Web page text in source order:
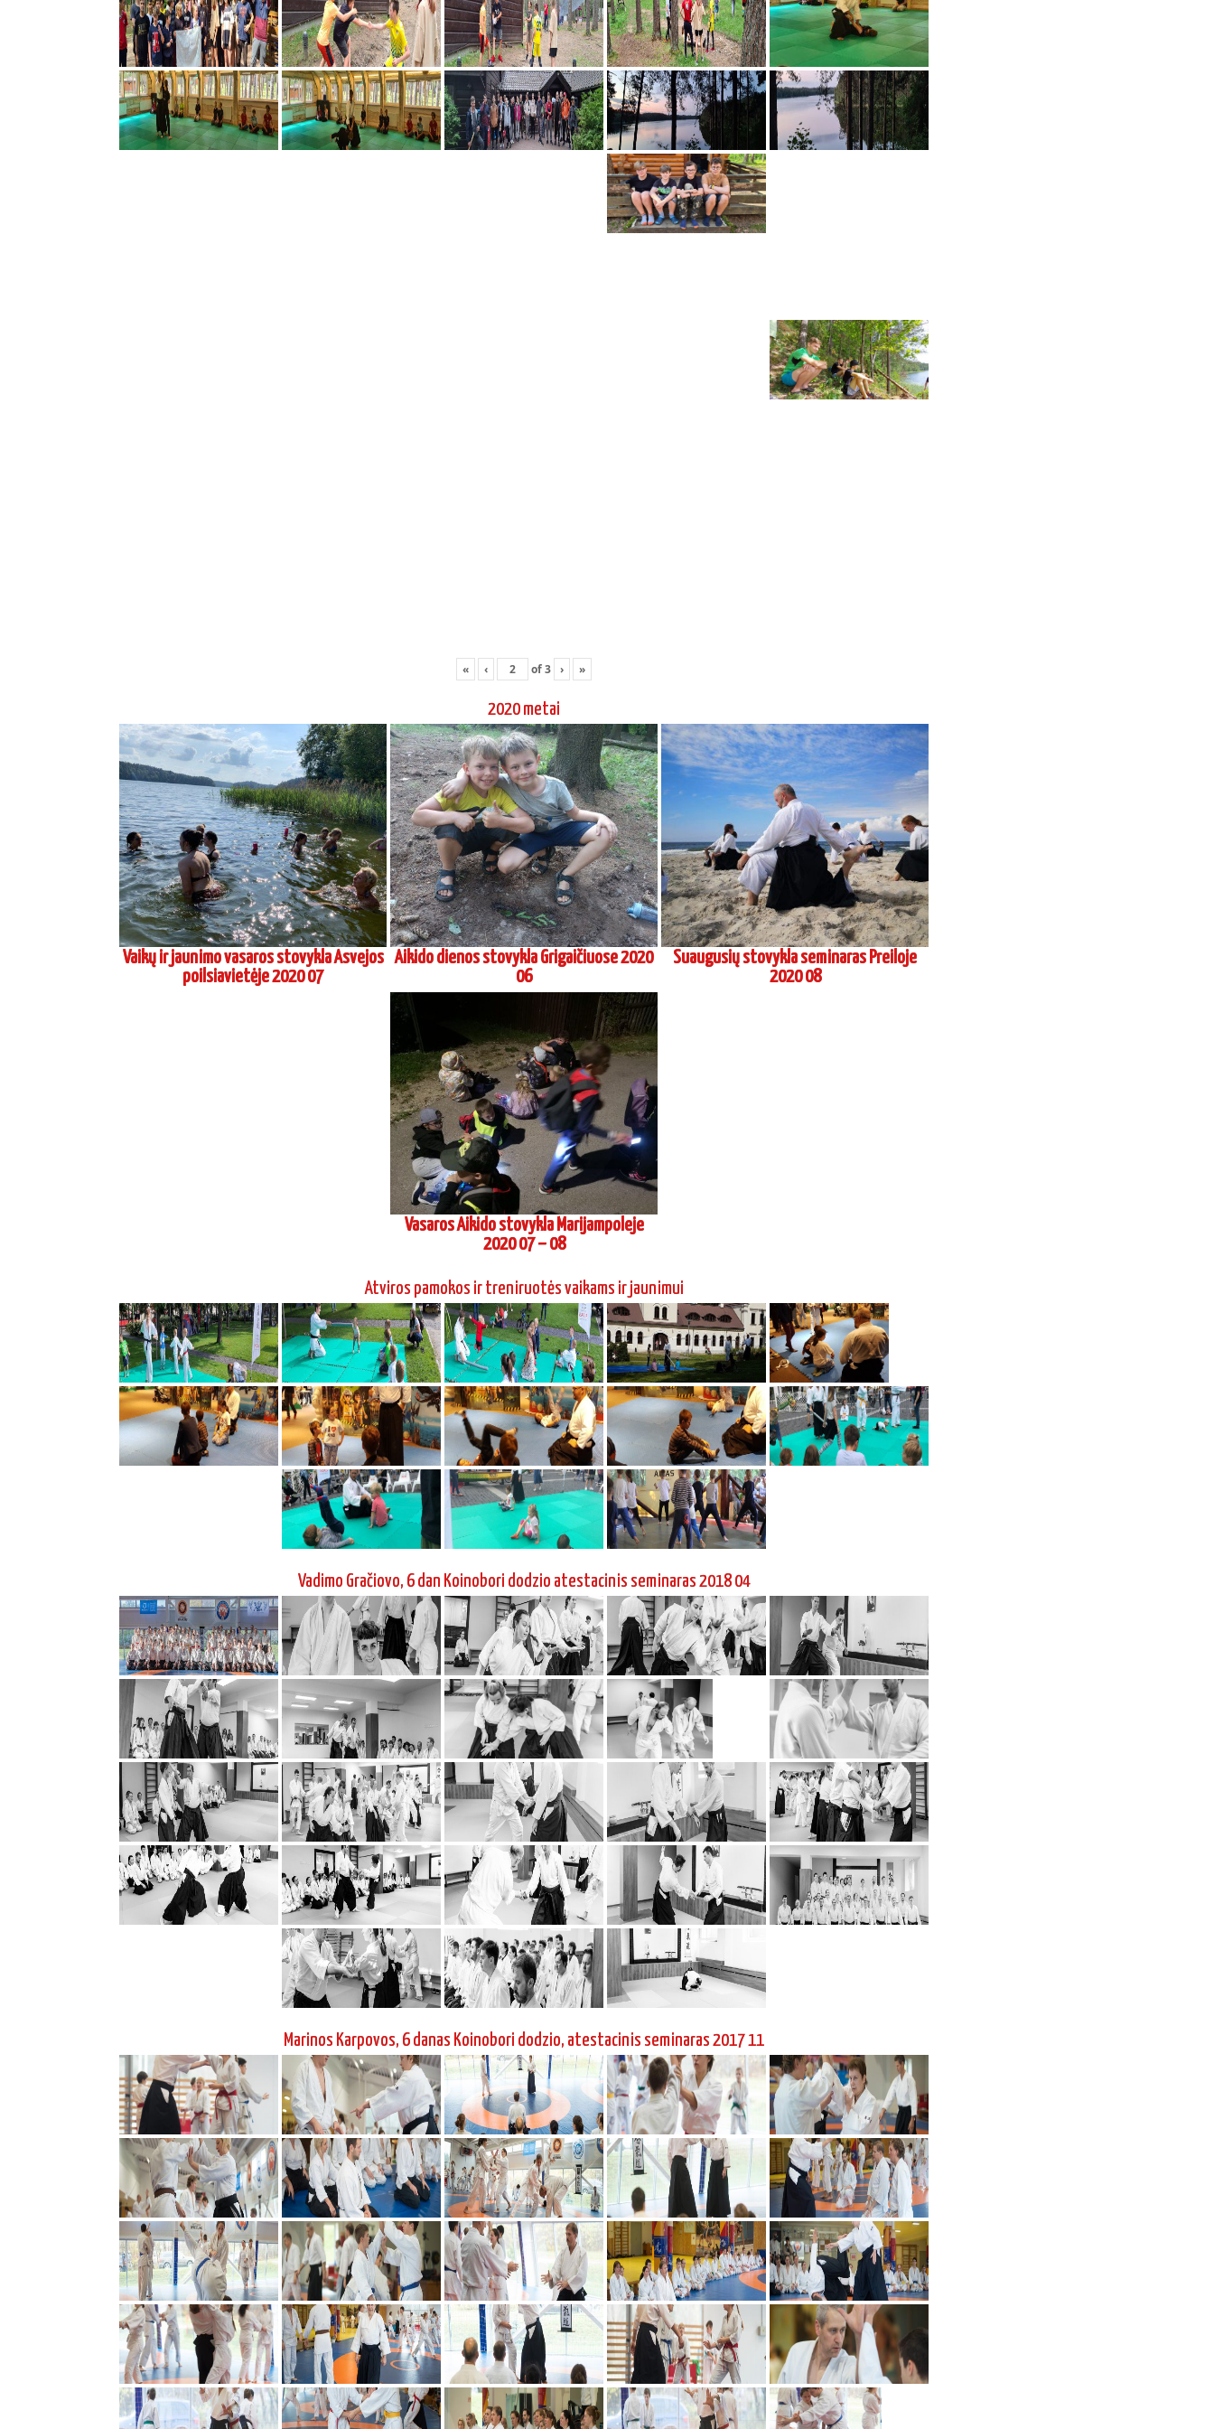
« ‹ of 3 › »
2020 metai
Vaikų ir jaunimo vasaros stovykla Asvejos
poilsiavietėje 2020 07
Aikido dienos stovykla Grigaičiuose 2020
06
Suaugusių stovykla seminaras Preiloje
2020 08
Vasaros Aikido stovykla Marijampoleje
2020 07 – 08
Atviros pamokos ir treniruotės vaikams ir jaunimui
Vadimo Gračiovo, 6 dan Koinobori dodzio atestacinis seminaras 2018 04
Marinos Karpovos, 6 danas Koinobori dodzio, atestacinis seminaras 2017 11